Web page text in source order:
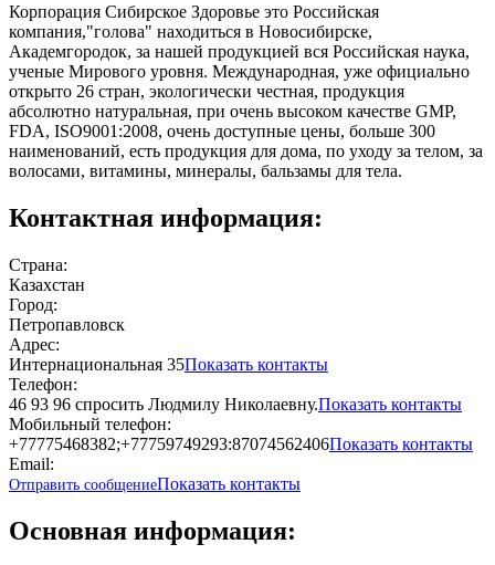
Корпорация Сибирское Здоровье это Российская
компания,"голова" находиться в Новосибирске,
Академгородок, за нашей продукцией вся Российская наука,
ученые Мирового уровня. Международная, уже официально
открыто 26 стран, экологически честная, продукция
абсолютно натуральная, при очень высоком качестве GMP,
FDA, ISO9001:2008, очень доступные цены, больше 300
наименований, есть продукция для дома, по уходу за телом, за
волосами, витамины, минералы, бальзамы для тела.
Контактная информация:
Страна:
Казахстан
Город:
Петропавловск
Адрес:
Интернациональная 35Показать контакты
Телефон:
46 93 96 спросить Людмилу Николаевну.Показать контакты
Мобильный телефон:
+77775468382;+77759749293:87074562406Показать контакты
Email:
Отправить сообщениеПоказать контакты
Основная информация: